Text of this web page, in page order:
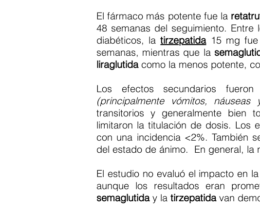
El fármaco más potente fue la
48 semanas del seguimiento.
diabéticos, latirzepatida15 mg fue
semanas, mientras que la
liraglutidacomo la menos potente,
Los efectos secundarios
(principalmente vómitos,
transitorios y generalmente bien
limitaron la titulación de dosis. Los
con una incidencia <2%. También
del estado de ánimo. En general, la
El estudio no evaluó el impacto en
aunque los resultados eran
semaglutiday la tirzepatidavan